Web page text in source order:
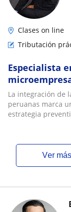
Clases on line
Tributación
Especialista
La integración de
peruanas marca
estrategia
ver más